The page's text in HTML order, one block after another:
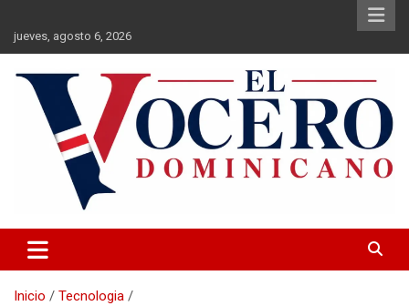
contenido
jueves, agosto 6, 2026
El Vocero Dominicano
Inicio
Tecnologia